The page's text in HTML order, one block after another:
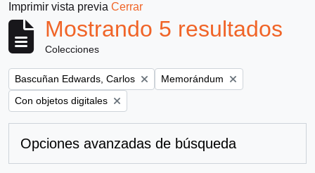
Imprimir vista previa Cerrar
Mostrando 5 resultados
Colecciones
Remove filter:
Bascuñan Edwards, Carlos Remove filter:
Memorándum
Remove filter:
Con objetos digitales
Opciones avanzadas de búsqueda